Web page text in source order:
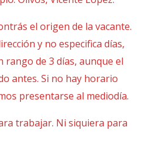
el origen de la vacante.
y no especifica días,
rango de 3 días, aunque el
antes. Si no hay horario
presentarse al mediodía.
trabajar. Ni siquiera para